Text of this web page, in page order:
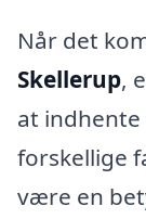
Når det
Skellerup,
at
forskellige
være en